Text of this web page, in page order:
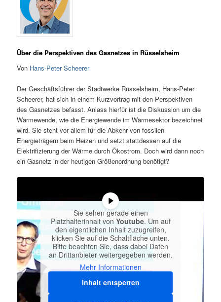
Über die Perspektiven des Gasnetzes in Rüsselsheim
Von Hans-Peter Scheerer
Der Geschäftsführer der Stadtwerke Rüsselsheim, Hans-Peter
Scheerer, hat sich in einem Kurzvortrag mit den Perspektiven
des Gasnetzes befasst. Anlass hierfür ist die Diskussion um die
Wärmewende, wie die Energiewende im Wärmesektor bezeichnet
wird. Sie steht vor allem für die Abkehr von fossilen
Energieträgern beim Heizen und setzt stattdessen auf die
Elektrifizierung der Wärme durch Ökostrom. Doch wird dann noch
ein Gasnetz in der heutigen Größenordnung benötigt?
Sie sehen gerade einen
Platzhalterinhalt von Youtube. Um auf
den eigentlichen Inhalt zuzugreifen,
klicken Sie auf die Schaltfläche unten.
Bitte beachten Sie, dass dabei Daten
an Drittanbieter weitergegeben werden.
Mehr Informationen
Inhalt entsperren